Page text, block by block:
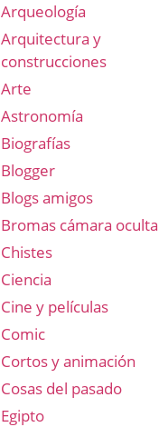
Arqueología
Arquitectura y
construcciones
Arte
Astronomía
Biografías
Blogger
Blogs amigos
Bromas cámara oculta
Chistes
Ciencia
Cine y películas
Comic
Cortos y animación
Cosas del pasado
Egipto